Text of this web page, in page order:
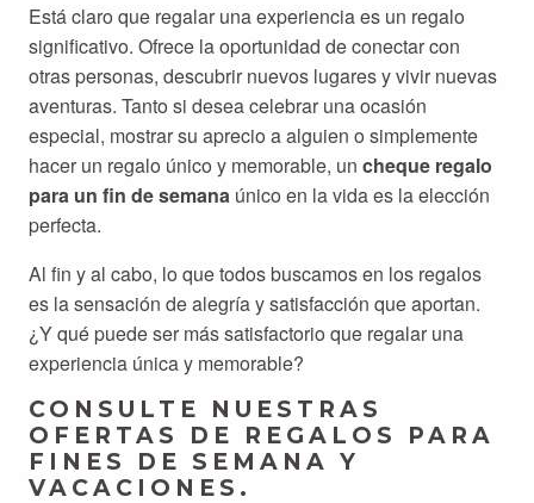
Está claro que regalar una experiencia es un regalo
significativo. Ofrece la oportunidad de conectar con
otras personas, descubrir nuevos lugares y vivir nuevas
aventuras. Tanto si desea celebrar una ocasión
especial, mostrar su aprecio a alguien o simplemente
hacer un regalo único y memorable, un cheque regalo
para un fin de semana único en la vida es la elección
perfecta.
Al fin y al cabo, lo que todos buscamos en los regalos
es la sensación de alegría y satisfacción que aportan.
¿Y qué puede ser más satisfactorio que regalar una
experiencia única y memorable?
CONSULTE NUESTRAS
OFERTAS DE REGALOS PARA
FINES DE SEMANA Y
VACACIONES.